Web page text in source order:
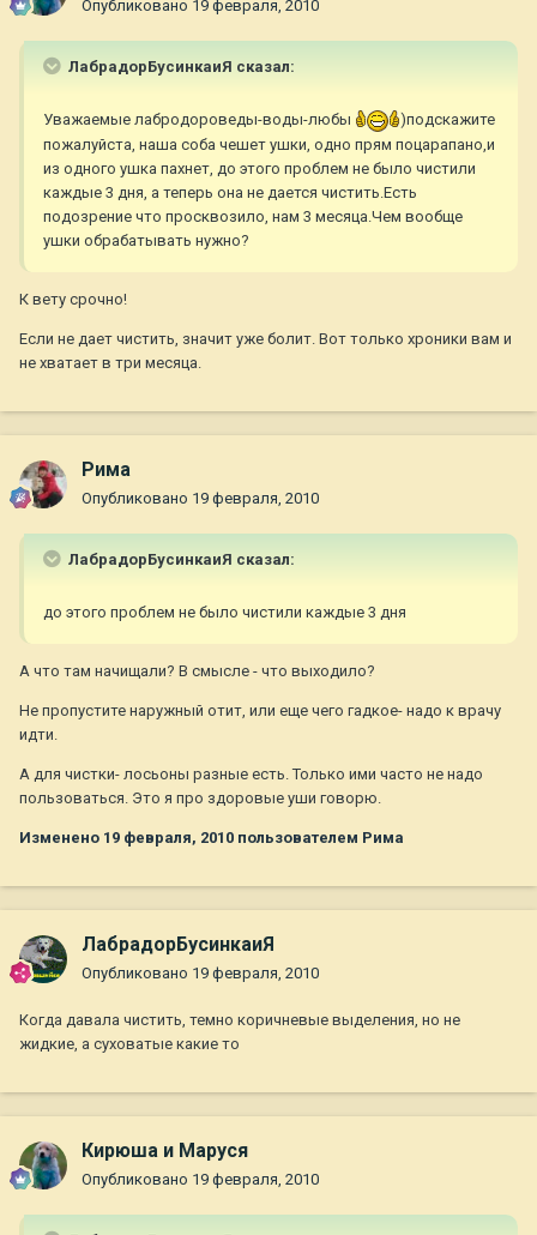
Опубликовано 19 февраля, 2010
ЛабрадорБусинкаиЯ сказал:
Уважаемые лабродороведы-воды-любы
)подскажите
пожалуйста, наша соба чешет ушки, одно прям поцарапано,и
из одного ушка пахнет, до этого проблем не было чистили
каждые 3 дня, а теперь она не дается чистить.Есть
подозрение что просквозило, нам 3 месяца.Чем вообще
ушки обрабатывать нужно?
К вету срочно!
Если не дает чистить, значит уже болит. Вот только хроники вам и
не хватает в три месяца.
Рима
Опубликовано 19 февраля, 2010
ЛабрадорБусинкаиЯ сказал:
до этого проблем не было чистили каждые 3 дня
А что там начищали? В смысле - что выходило?
Не пропустите наружный отит, или еще чего гадкое- надо к врачу
идти.
А для чистки- лосьоны разные есть. Только ими часто не надо
пользоваться. Это я про здоровые уши говорю.
Изменено 19 февраля, 2010 пользователем Рима
ЛабрадорБусинкаиЯ
Опубликовано 19 февраля, 2010
Когда давала чистить, темно коричневые выделения, но не
жидкие, а суховатые какие то
Кирюша и Маруся
Опубликовано 19 февраля, 2010